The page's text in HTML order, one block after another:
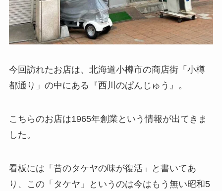
今回訪れたお店は、北海道小樽市の商店街「小樽
都通り」の中にある『西川のぱんじゅう』。
こちらのお店は1965年創業という情報が出てきま
した。
看板には「昔のタケヤの味が復活」と書いてあ
り、この「タケヤ」というのは今はもう無い昭和5